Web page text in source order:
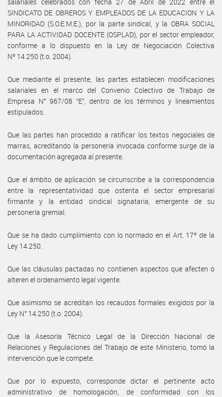
SINDICATO DE OBREROS Y EMPLEADOS DE LA EDUCACION Y LA
MINORIDAD (S.O.E.M.E.), por la parte sindical, y la OBRA SOCIAL
PARA LA ACTIVIDAD DOCENTE (OSPLAD), por el sector empleador,
conforme a lo dispuesto en la Ley de Negociación Colectiva
Nº 14.250 (t.o. 2004).
Que mediante el presente, las partes establecen modificaciones
salariales en el marco del Convenio Colectivo de Trabajo de
Empresa N° 967/08 “E”, dentro de los términos y lineamientos
estipulados.
Que las partes han procedido a ratificar los textos negociales de
marras, acreditando la personería invocada conforme surge de la
documentación agregada al presente.
Que el ámbito de aplicación se circunscribe a la correspondencia
entre la representatividad que ostenta el sector empresarial
firmante y la entidad sindical signataria, emergente de su
personería gremial.
Que se ha dado cumplimiento con lo normado en el Art. 17º de la
Ley 14.250.
Que las cláusulas pactadas no contienen aspectos que afecten o
alteren el ordenamiento legal vigente.
Que asimismo se acreditan los recaudos formales exigidos por la
Ley N° 14.250 (t.o. 2004).
Que la Asesoría Técnico Legal de la Dirección Nacional de
Relaciones y Regulaciones del Trabajo de este Ministerio, tomó la
intervención que le compete.
Que por lo expuesto, corresponde dictar el pertinente acto
administrativo de homologación, de conformidad con los